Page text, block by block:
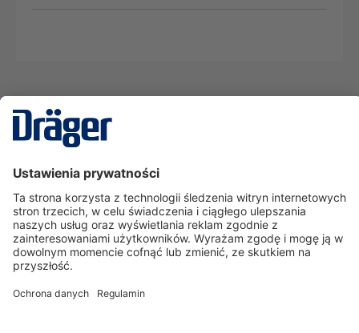
Serwisowa linia hotline
O nas
Korzystanie ze sklepu